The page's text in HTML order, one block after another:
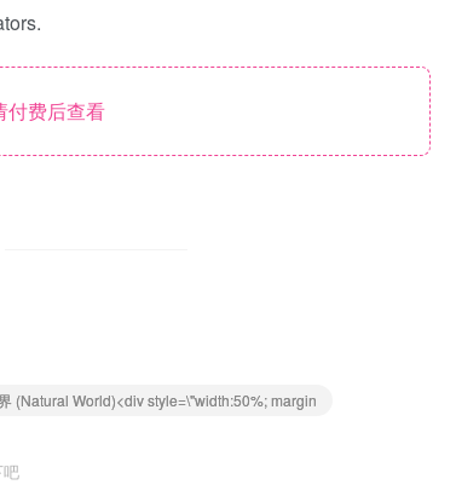
付费后查看
(Natural World)<div style=\"width:50%; margin
吧